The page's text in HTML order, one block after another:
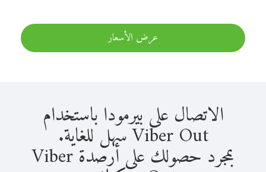
عرض الأسعار
الاتصال على بيرمودا باستخدام
Viber Out سهل للغاية.
بمجرد حصولك على أرصدة Viber